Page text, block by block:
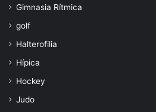
Gimnasia Rítmica
golf
Halterofilia
Hípica
Hockey
Judo